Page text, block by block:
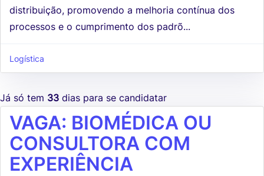
distribuição, promovendo a melhoria contínua dos
processos e o cumprimento dos padrõ...
Logística
Já só tem 33 dias para se candidatar
VAGA: BIOMÉDICA OU
CONSULTORA COM
EXPERIÊNCIA